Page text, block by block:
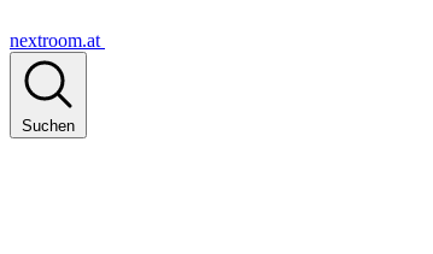
nextroom.at
Suchen